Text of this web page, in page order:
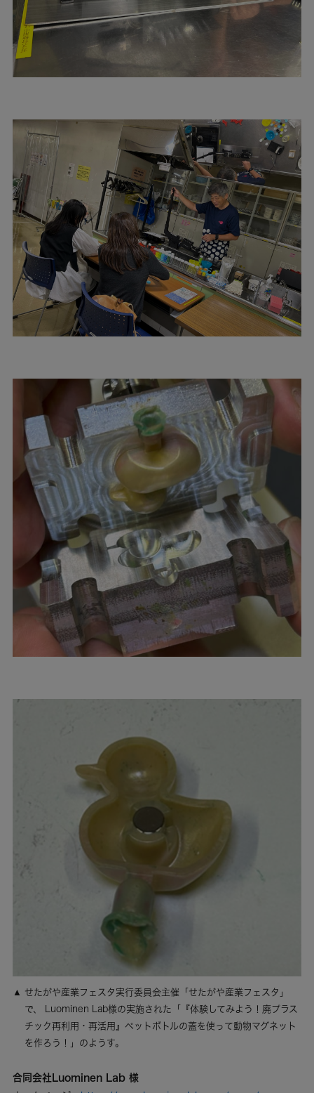
せたがや産業フェスタ実行委員会主催「せたがや産業フェスタ」
で、 Luominen Lab様の実施された「『体験してみよう！廃プラス
チック再利用・再活用』ペットボトルの蓋を使って動物マグネット
を作ろう！」のようす。
合同会社Luominen Lab 様